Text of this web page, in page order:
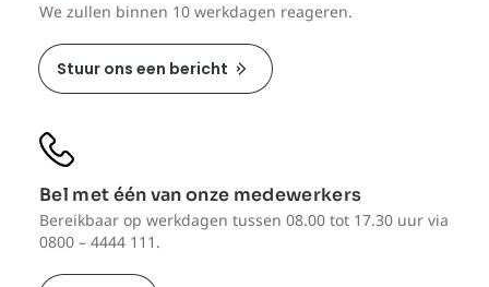
We zullen binnen 10 werkdagen reageren.
Stuur ons een bericht
Bel met één van onze medewerkers
Bereikbaar op werkdagen tussen 08.00 tot 17.30 uur via
0800 – 4444 111.